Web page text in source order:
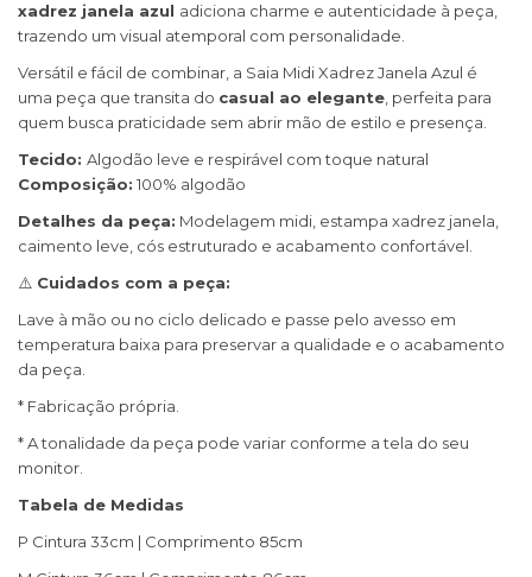
xadrez janela azul adiciona charme e autenticidade à peça,
trazendo um visual atemporal com personalidade.
Versátil e fácil de combinar, a Saia Midi Xadrez Janela Azul é
uma peça que transita do casual ao elegante , perfeita para
quem busca praticidade sem abrir mão de estilo e presença.
Tecido: Algodão leve e respirável com toque natural
Composição: 100% algodão
Detalhes da peça: Modelagem midi, estampa xadrez janela,
caimento leve, cós estruturado e acabamento confortável.
⚠️ Cuidados com a peça:
Lave à mão ou no ciclo delicado e passe pelo avesso em
temperatura baixa para preservar a qualidade e o acabamento
da peça.
* Fabricação própria.
* A tonalidade da peça pode variar conforme a tela do seu
monitor.
Tabela de Medidas
P Cintura 33cm | Comprimento 85cm